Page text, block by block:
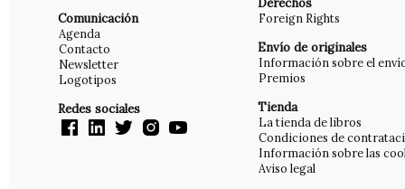
Comunicación
Agenda
Contacto
Newsletter
Logotipos
Redes sociales
Derechos
Foreign Rights
Envío de originales
Información sobre el
Premios
Tienda
La tienda de libros
Condiciones de
Información sobre las
Aviso legal